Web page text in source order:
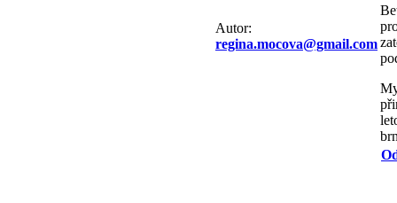
Autor:
regina.mocova@gmail.com